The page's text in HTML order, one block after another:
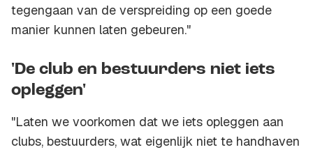
tegengaan van de verspreiding op een goede
manier kunnen laten gebeuren."
'De club en bestuurders niet iets
opleggen'
"Laten we voorkomen dat we iets opleggen aan
clubs, bestuurders, wat eigenlijk niet te handhaven